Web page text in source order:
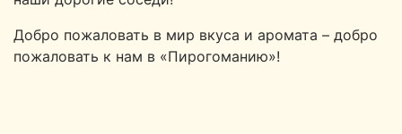
Добро пожаловать в мир вкуса и аромата – добро
пожаловать к нам в «Пирогоманию»!